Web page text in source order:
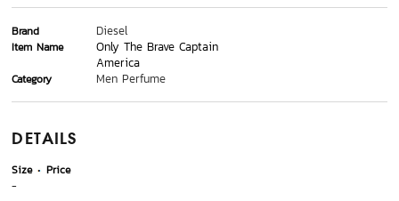
Brand Diesel
Item Name
Only The Brave Captain
America
Category Men Perfume
DETAILS
Size
Price
-